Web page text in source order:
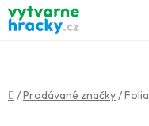
Přejít
na
obsah
Domů
/Prodávané značky/Folia